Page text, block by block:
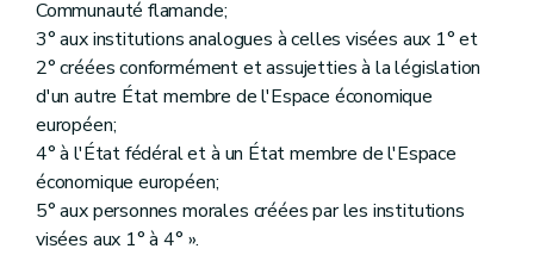
Communauté flamande;
3° aux institutions analogues à celles visées aux 1° et
2° créées conformément et assujetties à la législation
d'un autre État membre de l'Espace économique
européen;
4° à l'État fédéral et à un État membre de l'Espace
économique européen;
5° aux personnes morales créées par les institutions
visées aux 1° à 4° ».